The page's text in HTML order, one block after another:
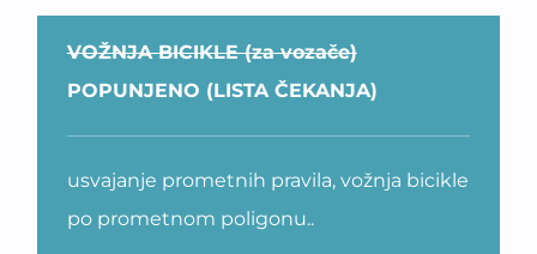
VOŽNJA BICIKLE (za vozače)
POPUNJENO (LISTA ČEKANJA)
usvajanje prometnih pravila, vožnja bicikle
po prometnom poligonu..